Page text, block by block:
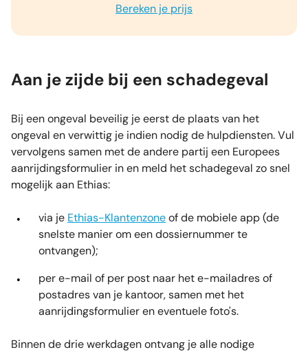
Bereken je prijs
Aan je zijde bij een schadegeval
Bij een ongeval beveilig je eerst de plaats van het
ongeval en verwittig je indien nodig de hulpdiensten. Vul
vervolgens samen met de andere partij een Europees
aanrijdingsformulier in en meld het schadegeval zo snel
mogelijk aan Ethias:
via je Ethias-Klantenzoneof de mobiele app (de
snelste manier om een dossiernummer te
ontvangen);
per e-mail of per post naar het e-mailadres of
postadres van je kantoor, samen met het
aanrijdingsformulier en eventuele foto's.
Binnen de drie werkdagen ontvang je alle nodige